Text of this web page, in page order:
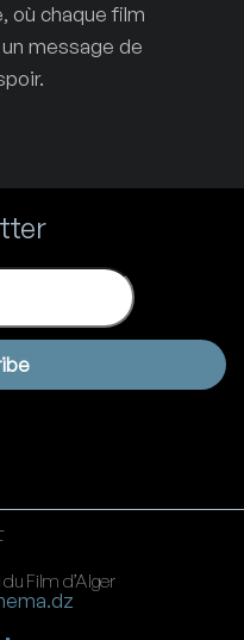
où chaque film
message de
Film d’Alger